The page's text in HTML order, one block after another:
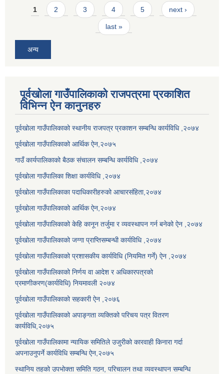
Pages
1 2 3 4 5 next ›
last »
अन्य
पूर्वखोला गाउँपालिकाको राजपत्रमा प्रकाशित
विभिन्न ऐन कानुनहरु
पूर्वखोला गाउँपालिकाको स्थानीय राजपत्र प्रकाशन सम्बन्धि कार्यविधि ,२०७४
पूर्वखोला गाउँपालिकाको आर्थिक ऐन,२०७५
गाउँ कार्यपालिकाको बैठक संचालन सम्बन्धि कार्यविधि ,२०७४
पूर्वखोला गाउँपालिका शिक्षा कार्यविधि ,२०७४
पूर्वखोला गाउँपालिकाका पदाधिकारीहरुको आचारसंहिता,२०७४
पूर्वखोला गाउँपालिकाको आर्थिक ऐन,२०७४
पूर्वखोला गाउँपालिकाको केहि कानून तर्जुमा र व्यवस्थापन गर्न बनेको ऐन ,२०७४
पूर्वखोला गाउँपालिकाको जग्गा प्राप्तिसम्बन्धी कार्यविधि ,२०७४
पूर्वखोला गाउँपालिकाको प्रशासकीय कार्यविधि (नियमित गर्ने) ऐन ,२०७४
पूर्वखोला गाउँपालिकाको निर्णय वा आदेश र अधिकारपत्रको
प्रमाणीकरण(कार्यविधि) नियमावली २०७४
पूर्वखोला गाउँपालिकाको सहकारी ऐन ,२०७६
पूर्वखोला गाउँपालिकाको अपाङ्गता व्यक्तिको परिचय पत्र वितरण
कार्यविधि,२०७५
पूर्वखोला गाउँपालिकामा न्यायिक समितिले उजुरीको कारवाही किनारा गर्दा
अपनाउनुपर्ने कार्यविधि सम्बन्धि ऐन,२०७५
स्थानिय तहको उपभोक्ता समिति गठन, परिचालन तथा व्यवस्थापन सम्बन्धि